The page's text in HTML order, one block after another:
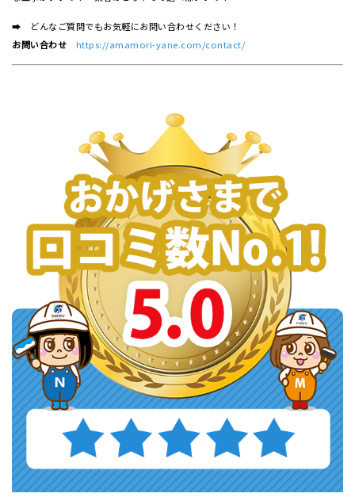
➡ どんなご質問でもお気軽にお問い合わせください！
お問い合わせ
https://amamori-yane.com/contact/